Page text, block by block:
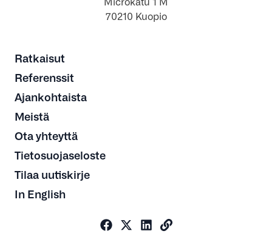
70210 Kuopio
Ratkaisut
Referenssit
Ajankohtaista
Meistä
Ota yhteyttä
Tietosuojaseloste
Tilaa uutiskirje
In English